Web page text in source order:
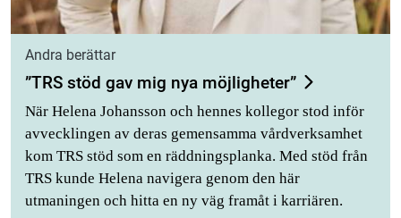
Andra berättar
”TRS stöd gav mig nya möjligheter”
När Helena Johansson och hennes kollegor stod inför
avvecklingen av deras gemensamma vårdverksamhet
kom TRS stöd som en räddningsplanka. Med stöd från
TRS kunde Helena navigera genom den här
utmaningen och hitta en ny väg framåt i karriären.